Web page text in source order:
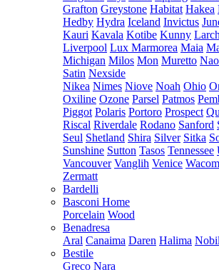
Grafton Greystone Habitat Hakea
Hedby Hydra Iceland Invictus
Kauri Kavala Kotibe Kunny
Liverpool Lux Marmorea Maia
Michigan Milos Mon Muretto
Satin Nexside
Nikea Nimes Niove Noah Ohio
Oxiline Ozone Parsel Patmos
Piggot Polaris Portoro Prospect
Riscal Riverdale Rodano Sanford
Seul Shetland Shira Silver Sitka
Sunshine Sutton Tasos Tennessee
Vancouver Vanglih Venice Wacom
Zermatt
Bardelli
Basconi Home
Porcelain Wood
Benadresa
Aral Canaima Daren Halima
Bestile
Greco Nara